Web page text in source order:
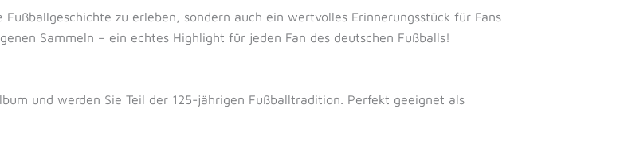
zu erleben, sondern auch ein wertvolles Erinnerungsstück für Fans
Sammeln – ein echtes Highlight für jeden Fan des deutschen Fußballs!
und werden Sie Teil der 125-jährigen Fußballtradition. Perfekt geeignet als